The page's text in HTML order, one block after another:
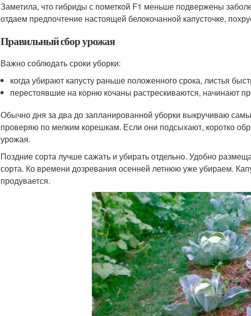
Заметила, что гибриды с пометкой F1 меньше подвержены
отдаем предпочтение настоящей белокочанной капусточке,
Правильный сбор урожая
Важно соблюдать сроки уборки:
когда убирают капусту раньше положенного срока, листья
перестоявшие на корню кочаны растрескиваются, начинают
Обычно дня за два до запланированной уборки выкручиваю
проверяю по мелким корешкам. Если они подсыхают, коротко
урожая.
Поздние сорта лучше сажать и убирать отдельно. Удобно
сорта. Ко времени дозревания осенней летнюю уже убираем.
продувается.